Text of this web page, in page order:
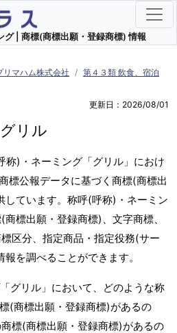
グ | 商標(商標出願・登録商標) 情報
リマハム株式会社
第４３類 飲食、宿泊
更新日：2026/08/01
グリル
称)・ネーミング「グリル」におけ
標公報データに基づく商標(商標出
しています。称呼(呼称)・ネーミン
標出願・登録商標)、文字商標、
区分、指定商品・指定役務(サー
を調べることができます。
グリル」において、どのような称
(商標出願・登録商標)があるの
標(商標出願・登録商標)があるの